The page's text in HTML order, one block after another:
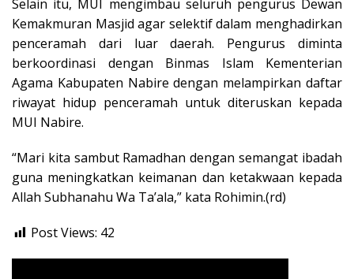
Selain itu, MUI mengimbau seluruh pengurus Dewan
Kemakmuran Masjid agar selektif dalam menghadirkan
penceramah dari luar daerah. Pengurus diminta
berkoordinasi dengan Binmas Islam Kementerian
Agama Kabupaten Nabire dengan melampirkan daftar
riwayat hidup penceramah untuk diteruskan kepada
MUI Nabire.
“Mari kita sambut Ramadhan dengan semangat ibadah
guna meningkatkan keimanan dan ketakwaan kepada
Allah Subhanahu Wa Ta’ala,” kata Rohimin.(rd)
Post Views: 42